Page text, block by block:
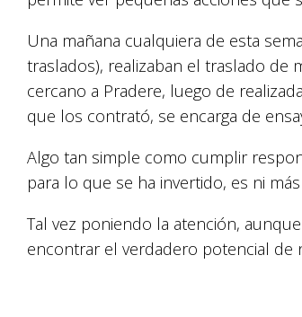
Una mañana cualquiera de esta
traslados), realizaban el traslado de
cercano a Pradere, luego de
que los contrató, se encarga de
Algo tan simple como cumplir
para lo que se ha invertido, es ni
Tal vez poniendo la atención,
encontrar el verdadero potencial de